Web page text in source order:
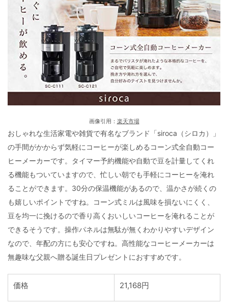
画像引用： 楽天市場
おしゃれな生活家電や雑貨で有名なブランド「siroca（シロカ）」
の手間がかからず気軽にコーヒーが楽しめるコーン式全自動コー
ヒーメーカーです。タイマー予約機能や自動で豆を計量してくれ
る機能もついていますので、忙しい朝でも手軽にコーヒーを淹れ
ることができます。30分の保温機能があるので、温かさが続くの
も嬉しいポイントですね。コーン式ミルは風味を損ないにくく、
豆を均一に挽けるので香り高くおいしいコーヒーを淹れることが
できるそうです。操作パネルは無駄が無くわかりやすいデザイン
なので、年配の方にも安心ですね。高性能なコーヒーメーカーは
無趣味な父親へ贈る誕生日プレゼントにおすすめです。
価格 21,168円